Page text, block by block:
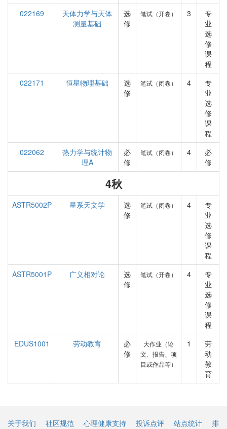
022169
天体力学与天体
测量基础
选
修
笔试（开卷） 3
专
业
选
修
课
程
022171
恒星物理基础
选
修
笔试（闭卷） 4
专
业
选
修
课
程
022062
热力学与统计物
理A
必
修
笔试（闭卷） 4
必
修
4秋
ASTR5002P 星系天文学
选
修
笔试（闭卷） 4
专
业
选
修
课
程
ASTR5001P
广义相对论
选
修
笔试（开卷） 4
专
业
选
修
课
程
EDUS1001
劳动教育
必
修
大作业（论
文、报告、项
目或作品等）
1
劳
动
教
育
关于我们 社区规范 心理健康支持 投诉点评 站点统计
排